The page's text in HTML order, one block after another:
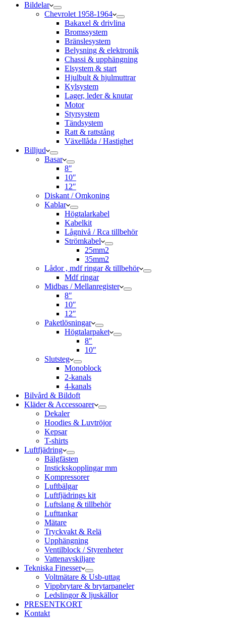
Bildelar
Chevrolet 1958-1964
Bakaxel & drivlina
Bromssystem
Bränslesystem
Belysning & elektronik
Chassi & upphängning
Elsystem & start
Hjulbult & hjulmuttrar
Kylsystem
Lager, leder & knutar
Motor
Styrsystem
Tändsystem
Ratt & rattstång
Växellåda / Hastighet
Billjud
Basar
8″
10″
12″
Diskant / Omkoning​
Kablar
Högtalarkabel
Kabelkit
Lågnivå / Rca tillbehör
Strömkabel
25mm2
35mm2
Lådor , mdf ringar & tillbehör
Mdf ringar
Midbas / Mellanregister
8″
10″
12″
Paketlösningar
Högtalarpaket
8″
10″
Slutsteg
Monoblock
2-kanals
4-kanals
Bilvård & Bildoft
Kläder & Accessoarer
Dekaler
Hoodies & Luvtröjor
Kepsar
T-shirts
Luftfjädring
Bälgfästen
Instickskopplingar mm
Kompressorer
Luftbälgar
Luftfjädrings kit
Luftslang & tillbehör
Lufttankar
Mätare
Tryckvakt & Relä
Upphängning
Ventilblock / Styrenheter
Vattenavskiljare
Tekniska Finesser
Voltmätare & Usb-uttag
Vippbrytare & brytarpaneler
Ledslingor & ljuskällor
PRESENTKORT
Kontakt